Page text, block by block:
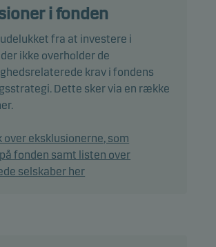
eksklusioner,
Afdelingen følger Danske
for ansvarlige investeringer.
aktivt styret, og den samlede
år.
varighed viser bl. a. kursrisikoen
i fonden
fra at investere i
ikke overholder de
krav i fondens
Dette sker via en række
over eksklusionerne, som
fonden samt listen over
selskaber her